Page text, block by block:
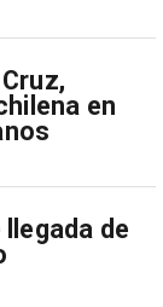
en
de